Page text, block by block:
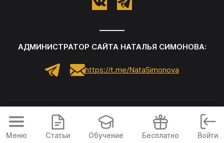
АДМИНИСТРАТОР САЙТА НАТАЛЬЯ СИМОНОВА:
https://t.me/NataSimonova
Меню Статьи Обучение Бесплатно Войти